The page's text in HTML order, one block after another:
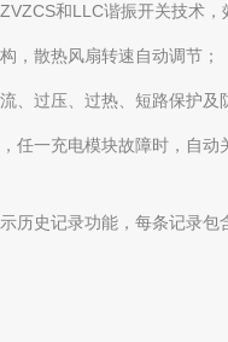
ZVZCS和 LLC谐振开关技术，
，散热风扇转速自动调节；
、过压、过热、短路保护及
任一充电模块故障时，自动
历史记录功能，每条记录包